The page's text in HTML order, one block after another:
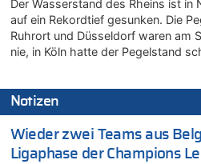
Der Wasserstand des Rheins ist in
auf ein Rekordtief gesunken. Die
Ruhrort und Düsseldorf waren am
nie, in Köln hatte der Pegelstand
Notizen
Wieder zwei Teams aus
Ligaphase der Champions